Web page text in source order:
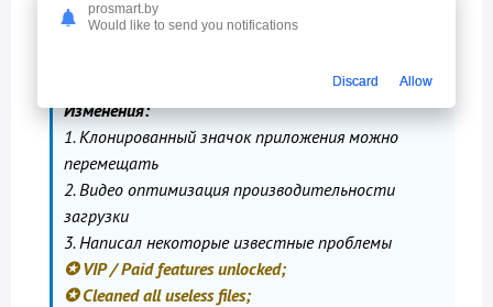
Изменения:
1. Клонированный значок приложения можно
перемещать
2. Видео оптимизация производительности
загрузки
3. Написал некоторые известные проблемы
✪ VIP / Paid features unlocked;
✪ Cleaned all useless files;
prosmart.by
Would like to send you notifications
Discard Allow